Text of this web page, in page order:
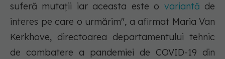
suferă mutații iar aceasta este o variantă de
interes pe care o urmărim", a afirmat Maria Van
Kerkhove, directoarea departamentului tehnic
de combatere a pandemiei de COVID-19 din